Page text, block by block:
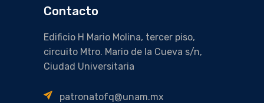
Contacto
Edificio H Mario Molina, tercer piso,
circuito Mtro. Mario de la Cueva s/n,
Ciudad Universitaria
patronatofq@unam.mx